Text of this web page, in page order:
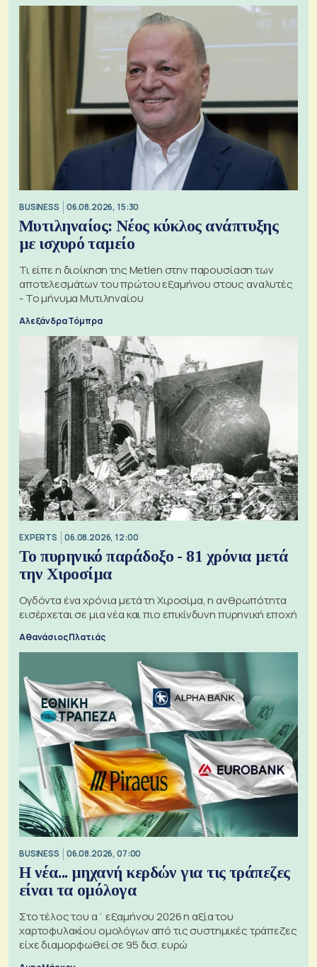
BUSINESS 06.08.2026, 15:30
Μυτιληναίος: Νέος κύκλος ανάπτυξης
με ισχυρό ταμείο
Τι είπε η διοίκηση της Metlen στην παρουσίαση των
αποτελεσμάτων του πρώτου εξαμήνου στους αναλυτές
- Το μήνυμα Μυτιληναίου
Αλεξάνδρα Τόμπρα
EXPERTS 06.08.2026, 12:00
Το πυρηνικό παράδοξο - 81 χρόνια μετά
την Χιροσίμα
Ογδόντα ένα χρόνια μετά τη Χιροσίμα, η ανθρωπότητα
εισέρχεται σε μια νέα και πιο επικίνδυνη πυρηνική εποχή
Αθανάσιος Πλατιάς
BUSINESS 06.08.2026, 07:00
Η νέα... μηχανή κερδών για τις τράπεζες
είναι τα ομόλογα
Στο τέλος του α΄ εξαμήνου 2026 η αξία του
χαρτοφυλακίου ομολόγων από τις συστημικές τράπεζες
είχε διαμορφωθεί σε 95 δισ. ευρώ